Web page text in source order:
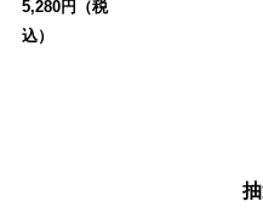
5,280円（税
込）